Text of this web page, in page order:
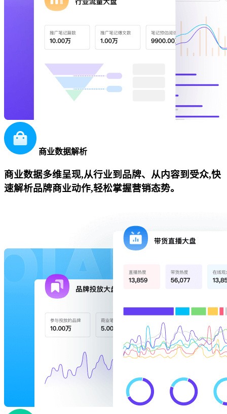
商业数据解析
商业数据多维呈现,从行业到品牌、从内容到受众,快
速解析品牌商业动作,轻松掌握营销态势。